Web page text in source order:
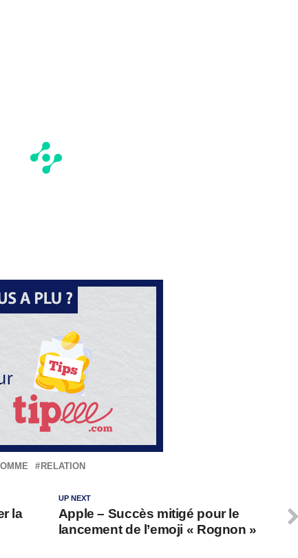
RELATION
UP NEXT
Apple – Succès mitigé pour le
lancement de l’emoji « Rognon »
la